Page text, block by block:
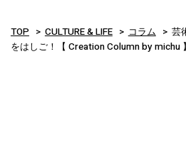
TOP CULTURE & LIFE コラム
芸
をはしご！【 Creation Column by michu 】